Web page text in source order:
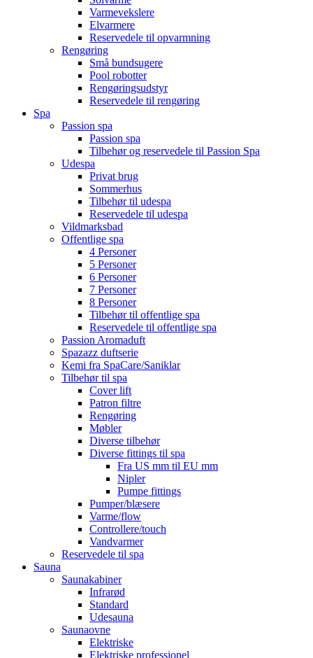
Varmevekslere
Elvarmere
Reservedele til opvarmning
Rengøring
Små bundsugere
Pool robotter
Rengøringsudstyr
Reservedele til rengøring
Spa
Passion spa
Passion spa
Tilbehør og reservedele til Passion Spa
Udespa
Privat brug
Sommerhus
Tilbehør til udespa
Reservedele til udespa
Vildmarksbad
Offentlige spa
4 Personer
5 Personer
6 Personer
7 Personer
8 Personer
Tilbehør til offentlige spa
Reservedele til offentlige spa
Passion Aromaduft
Spazazz duftserie
Kemi fra SpaCare/Saniklar
Tilbehør til spa
Cover lift
Patron filtre
Rengøring
Møbler
Diverse tilbehør
Diverse fittings til spa
Fra US mm til EU mm
Nipler
Pumpe fittings
Pumper/blæsere
Varme/flow
Controllere/touch
Vandvarmer
Reservedele til spa
Sauna
Saunakabiner
Infrarød
Standard
Udesauna
Saunaovne
Elektriske
Elektriske professionel